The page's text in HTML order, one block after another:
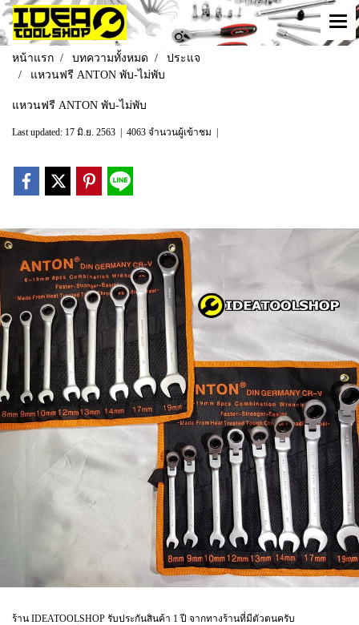
หน้าแรก บทความทั้งหมด
ประแจ
แหวนฟรี ANTON พับ-ไม่พับ
แหวนฟรี ANTON พับ-ไม่พับ
Last updated: 17 มิ.ย. 2563 4063 จำนวนผู้เข้าชม
ร้าน IDEATOOLSHOP รับประกันสินค้า 1 ปี จากทางร้านที่มีตัวตนครับ